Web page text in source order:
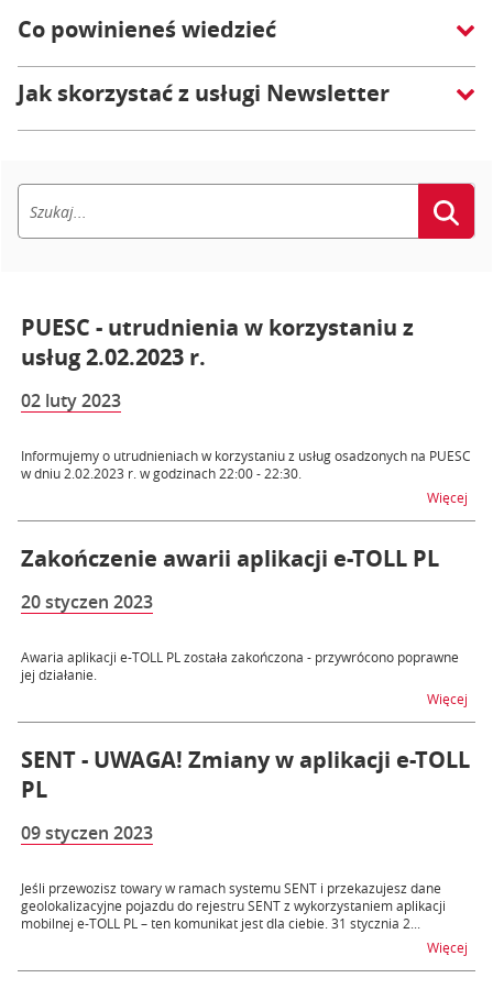
Co powinieneś wiedzieć
Jak skorzystać z usługi Newsletter
PUESC - utrudnienia w korzystaniu z
usług 2.02.2023 r.
02 luty 2023
Informujemy o utrudnieniach w korzystaniu z usług osadzonych na PUESC
w dniu 2.02.2023 r. w godzinach 22:00 - 22:30.
Więcej
Zakończenie awarii aplikacji e-TOLL PL
20 styczen 2023
Awaria aplikacji e-TOLL PL została zakończona - przywrócono poprawne
jej działanie.
Więcej
SENT - UWAGA! Zmiany w aplikacji e-TOLL
PL
09 styczen 2023
Jeśli przewozisz towary w ramach systemu SENT i przekazujesz dane
geolokalizacyjne pojazdu do rejestru SENT z wykorzystaniem aplikacji
mobilnej e-TOLL PL – ten komunikat jest dla ciebie. 31 stycznia 2...
Więcej